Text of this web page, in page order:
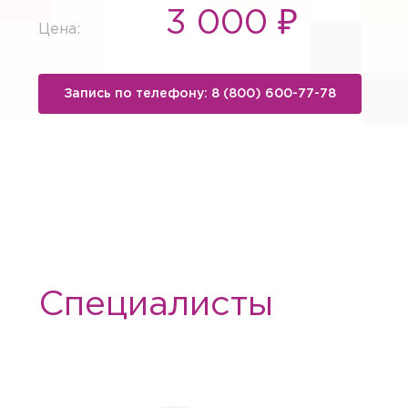
Цена: 3 000 ₽
Запись по телефону: 8 (800) 600-77-78
Специалисты